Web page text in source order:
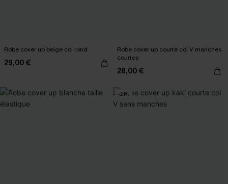
Robe cover up beige col rond
29,00 €
Robe cover up courte col V manches
courtes
28,00 €
-21%